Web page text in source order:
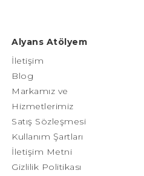
Alyans Atölyem
İletişim
Blog
Markamız ve
Hizmetlerimiz
Satış Sözleşmesi
Kullanım Şartları
İletişim Metni
Gizlilik Politikası